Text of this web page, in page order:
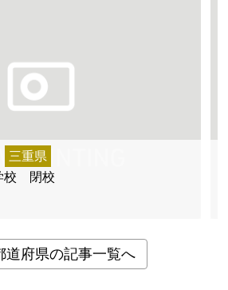
三重県
校 閉校
道府県の記事一覧へ